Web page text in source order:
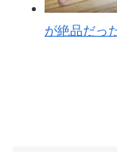
が絶品だっ